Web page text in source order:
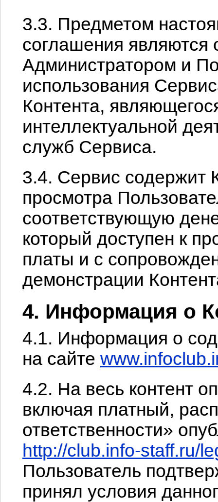
3.3. Предметом
соглашения
Администратором и
использования
Контента,
интеллектуальной
служб Сервиса.
3.4. Сервис содержит
просмотра
соответствующую
который доступен к
платы и с
демонстрации
4. Информация о
4.1. Информация о
на сайте
4.2. На весь контент
включая платный,
ответственности»
http://club.info-staff.ru/
Пользователь
принял условия